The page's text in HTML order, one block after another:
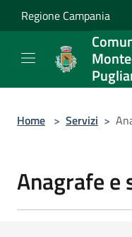
Salta al contenuto principale
Regione Campania
Home > Servizi >
Anagrafe e